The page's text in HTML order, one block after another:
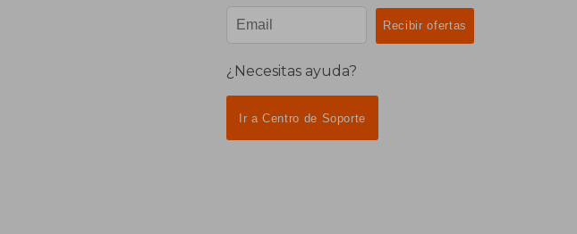
¿Necesitas ayuda?
Ir a Centro de Soporte